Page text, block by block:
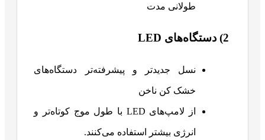
طولانی مدت
2) دستگاه‌های LED
نسل جدیدتر و پیشرفته‌تر دستگاه‌های
خشک کن ناخن
از لامپ‌های LED با طول موج کوتاه‌تر و
انرژی بیشتر استفاده می‌کنند.